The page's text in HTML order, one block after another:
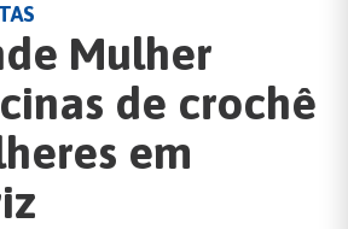
Mulher
de crochê
em